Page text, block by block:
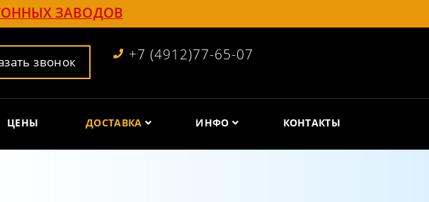
ЗАВОДОВ
звонок +7 (4912)77-65-07
ЦЕНЫ ДОСТАВКА ИНФО
КОНТАКТЫ